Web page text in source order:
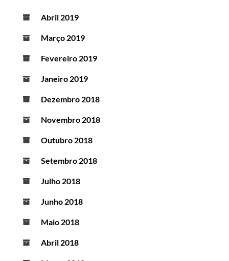
Abril 2019
Março 2019
Fevereiro 2019
Janeiro 2019
Dezembro 2018
Novembro 2018
Outubro 2018
Setembro 2018
Julho 2018
Junho 2018
Maio 2018
Abril 2018